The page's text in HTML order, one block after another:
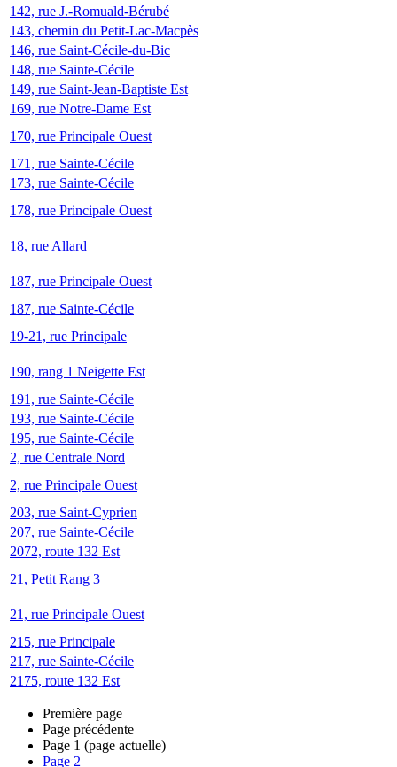
142, rue J.-Romuald-Bérubé
143, chemin du Petit-Lac-Macpès
146, rue Saint-Cécile-du-Bic
148, rue Sainte-Cécile
149, rue Saint-Jean-Baptiste Est
169, rue Notre-Dame Est
170, rue Principale Ouest
171, rue Sainte-Cécile
173, rue Sainte-Cécile
178, rue Principale Ouest
18, rue Allard
187, rue Principale Ouest
187, rue Sainte-Cécile
19-21, rue Principale
190, rang 1 Neigette Est
191, rue Sainte-Cécile
193, rue Sainte-Cécile
195, rue Sainte-Cécile
2, rue Centrale Nord
2, rue Principale Ouest
203, rue Saint-Cyprien
207, rue Sainte-Cécile
2072, route 132 Est
21, Petit Rang 3
21, rue Principale Ouest
215, rue Principale
217, rue Sainte-Cécile
2175, route 132 Est
Première page
Page précédente
Page 1 (page actuelle)
Page 2